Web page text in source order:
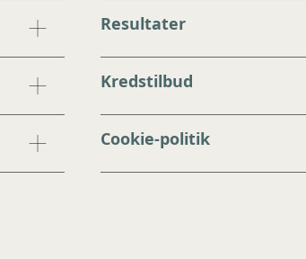
Resultater
Kredstilbud
Cookie-politik